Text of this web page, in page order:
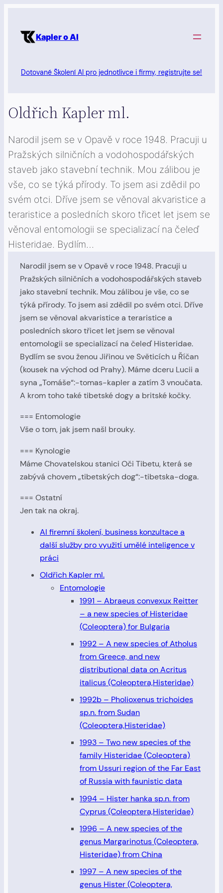
obsah Kapler o AI
Dotované Školení AI pro jednotlivce i firmy, registrujte se!
Oldřich Kapler ml.
Narodil jsem se v Opavě v roce 1948. Pracuji u
Pražských silničních a vodohospodářských
staveb jako stavební technik. Mou zálibou je
vše, co se týká přírody. To jsem asi zdědil po
svém otci. Dříve jsem se věnoval akvaristice a
teraristice a posledních skoro třicet let jsem se
věnoval entomologii se specializací na čeleď
Histeridae. Bydlím…
Narodil jsem se v Opavě v roce 1948. Pracuji u
Pražských silničních a vodohospodářských staveb
jako stavební technik. Mou zálibou je vše, co se
týká přírody. To jsem asi zdědil po svém otci. Dříve
jsem se věnoval akvaristice a teraristice a
posledních skoro třicet let jsem se věnoval
entomologii se specializací na čeleď Histeridae.
Bydlím se svou ženou Jiřinou ve Světicích u Říčan
(kousek na východ od Prahy). Máme dceru Lucii a
syna „Tomáše“:-tomas-kapler a zatím 3 vnoučata.
A krom toho také tibetské dogy a britské kočky.
=== Entomologie
Vše o tom, jak jsem našl brouky.
=== Kynologie
Máme Chovatelskou stanici Oči Tibetu, která se
zabývá chovem „tibetských dog“:-tibetska-doga.
=== Ostatní
Jen tak na okraj.
AI firemní školení, business konzultace a
další služby pro využití umělé inteligence v
práci
Oldřich Kapler ml.
Entomologie
1991 – Abraeus convexux Reitter
– a new species of Histeridae
(Coleoptera) for Bulgaria
1992 – A new species of Atholus
from Greece, and new
distributional data on Acritus
italicus (Coleoptera,Histeridae)
1992b – Pholioxenus trichoides
sp.n. from Sudan
(Coleoptera,Histeridae)
1993 – Two new species of the
family Histeridae (Coleoptera)
from Ussuri region of the Far East
of Russia with faunistic data
1994 – Hister hanka sp.n. from
Cyprus (Coleoptera,Histeridae)
1996 – A new species of the
genus Margarinotus (Coleoptera,
Histeridae) from China
1997 – A new species of the
genus Hister (Coleoptera,